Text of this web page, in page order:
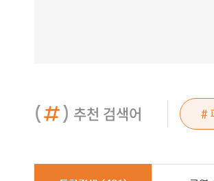
추천 검색어
곤포니 # 페스티벌 #